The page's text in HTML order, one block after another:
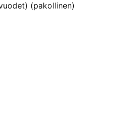
(pakollinen)